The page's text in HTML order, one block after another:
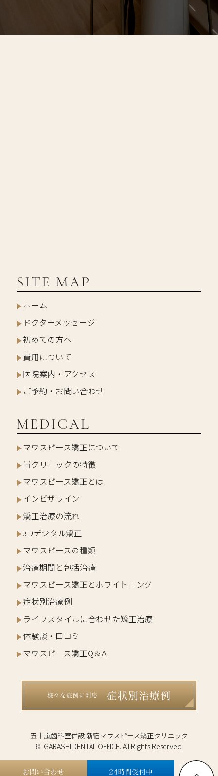
SITE MAP
ホーム
ドクターメッセージ
初めての方へ
費用について
医院案内・アクセス
ご予約・お問い合わせ
MEDICAL
マウスピース矯正について
当クリニックの特徴
マウスピース矯正とは
インビザライン
矯正治療の流れ
3Dデジタル矯正
マウスピースの種類
治療期間と包括治療
マウスピース矯正とホワイトニング
症状別治療例
ライフスタイルに合わせた矯正治療
体験談・口コミ
マウスピース矯正Q＆A
様々な症例に対応 症状別治療例
五十嵐歯科室併設 新宿マウスピース矯正クリニック
© IGARASHI DENTAL OFFICE. All Rights Reserved.